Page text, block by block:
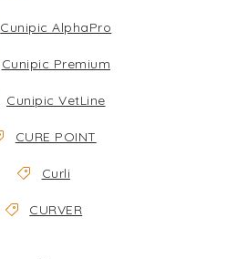
Cunipic AlphaPro
Cunipic Premium
Cunipic VetLine
CURE POINT
Curli
CURVER